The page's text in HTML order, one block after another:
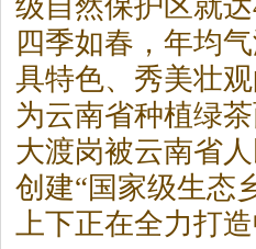
级自然保护区就
四季如春，年均
具特色、秀美壮
为云南省种植绿
大渡岗被云南省
创建“国家级生态
上下正在全力打造